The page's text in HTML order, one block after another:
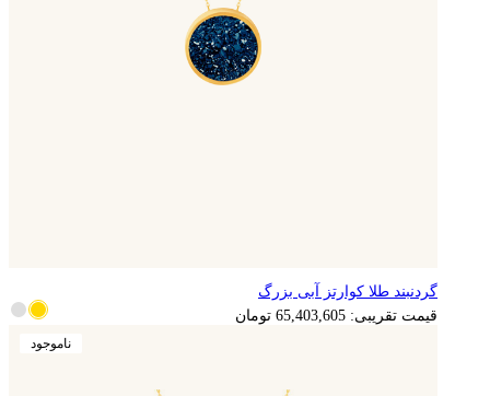
13,080,721 تومان
گردنبند طلا کوارتز آبی بزرگ
قیمت تقریبی:65,403,605 تومان
ناموجود